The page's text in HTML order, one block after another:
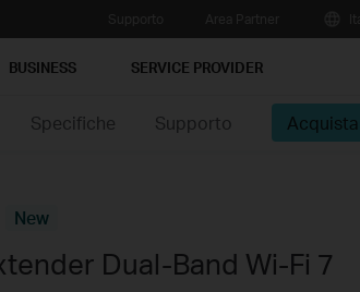
BUSINESS SERVICE PROVIDER
Specifiche Supporto
New
Dual-Band Wi-Fi 7